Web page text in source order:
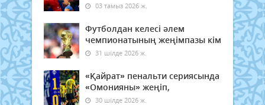
03 тамыз 2026 ж.
Футболдан келесі әлем
чемпионатының жеңімпазы кім
31 шілде 2026 ж.
«Қайрат» пенальти сериясында
«Омонияны» жеңіп,
30 шілде 2026 ж.